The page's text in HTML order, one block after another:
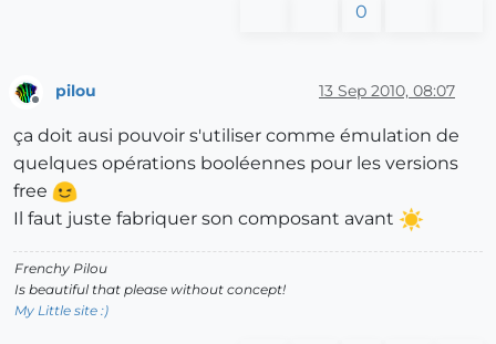
0
Offline
pilou 13 Sep 2010, 08:07
ça doit ausi pouvoir s'utiliser comme émulation de
quelques opérations booléennes pour les versions
free
Il faut juste fabriquer son composant avant
Frenchy Pilou
Is beautiful that please without concept!
My Little site :)